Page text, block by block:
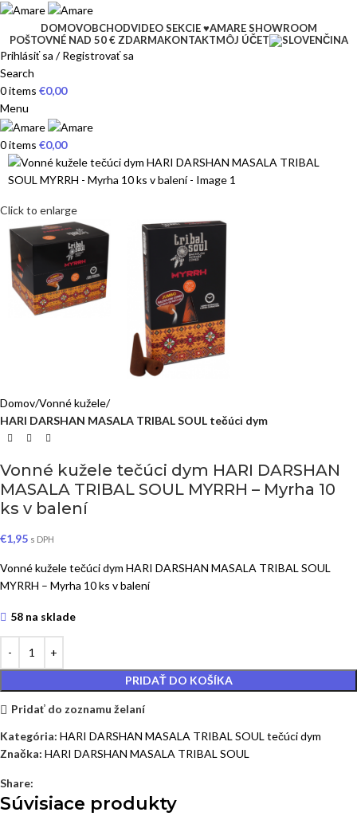
DOMOVOBCHODVIDEO SEKCIE ♥AMARE SHOWROOM
POŠTOVNÉ NAD 50 € ZDARMAKONTAKTMÔJ ÚČET
Prihlásiť sa / Registrovať sa
Search
0items €0,00
Menu
0items €0,00
Click to enlarge
Domov Vonné kužele
HARI DARSHAN MASALA TRIBAL SOUL tečúci dym
Vonné kužele tečúci dym HARI DARSHAN
MASALA TRIBAL SOUL MYRRH – Myrha 10
ks v balení
€1,95 s DPH
Vonné kužele tečúci dym HARI DARSHAN MASALA TRIBAL SOUL
MYRRH – Myrha 10 ks v balení
58 na sklade
PRIDAŤ DO KOŠÍKA
Pridať do zoznamu želaní
Kategória: HARI DARSHAN MASALA TRIBAL SOUL tečúci dym
Značka: HARI DARSHAN MASALA TRIBAL SOUL
Share:
Súvisiace produkty